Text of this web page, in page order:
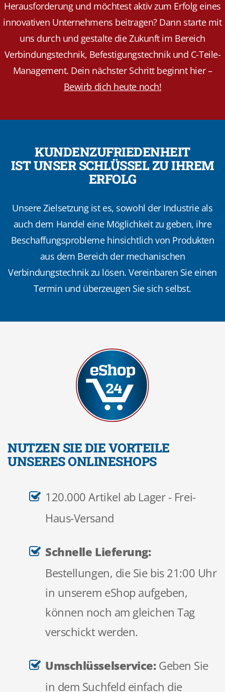
Herausforderung und möchtest aktiv zum Erfolg eines
innovativen Unternehmens beitragen? Dann starte mit
uns durch und gestalte die Zukunft im Bereich
Verbindungstechnik, Befestigungstechnik und C-Teile-
Management. Dein nächster Schritt beginnt hier –
Bewirb dich heute noch!
KUNDENZUFRIEDENHEIT
IST UNSER SCHLÜSSEL ZU IHREM
ERFOLG
Unsere Zielsetzung ist es, sowohl der Industrie als
auch dem Handel eine Möglichkeit zu geben, ihre
Beschaffungsprobleme hinsichtlich von Produkten
aus dem Bereich der mechanischen
Verbindungstechnik zu lösen. Vereinbaren Sie einen
Termin und überzeugen Sie sich selbst.
NUTZEN SIE DIE VORTEILE
UNSERES ONLINESHOPS
120.000 Artikel ab Lager - Frei-
Haus-Versand
Schnelle Lieferung:
Bestellungen, die Sie bis 21:00 Uhr
in unserem eShop aufgeben,
können noch am gleichen Tag
verschickt werden.
Umschlüsselservice:Geben Sie
in dem Suchfeld einfach die